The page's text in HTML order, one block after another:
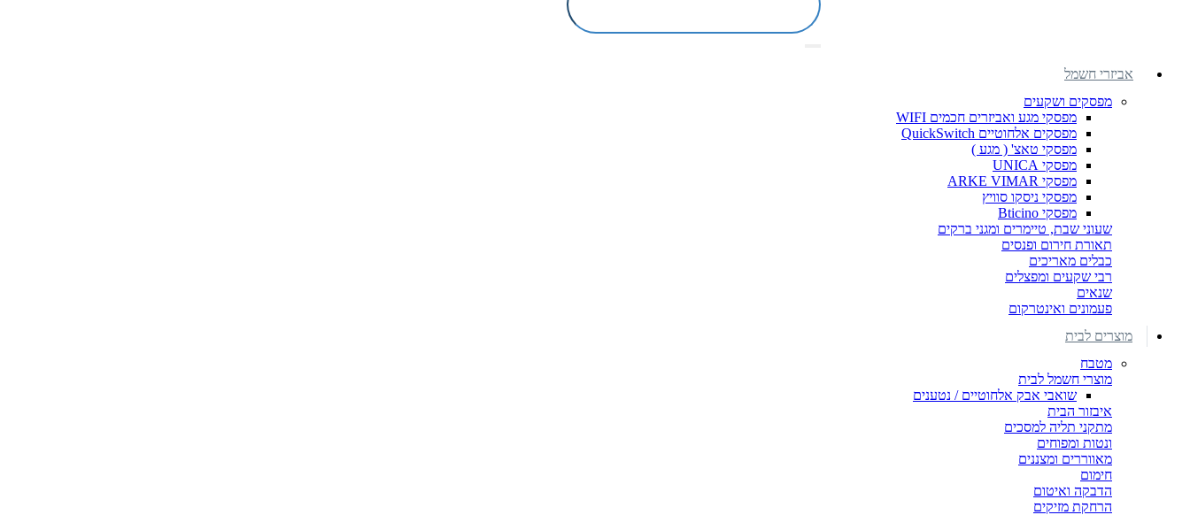
אביזרי חשמל
מפסקים ושקעים
מפסקי מגע ואביזרים חכמים WIFI
מפסקים אלחוטיים QuickSwitch
מפסקי טאצ' ( מגע )
מפסקי UNICA
מפסקי ARKE VIMAR
מפסקי ניסקו סוויץ
מפסקי Bticino
שעוני שבת, טיימרים ומגני ברקים
תאורת חירום ופנסים
כבלים מאריכים
רבי שקעים ומפצלים
שנאים
פעמונים ואינטרקום
מוצרים לבית
מטבח
מוצרי חשמל לבית
שואבי אבק אלחוטיים / נטענים
איבזור הבית
מתקני תליה למסכים
ונטות ומפוחים
מאווררים ומצננים
חימום
הדבקה ואיטום
הרחקת מזיקים